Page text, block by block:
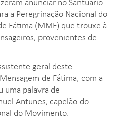
a Peregrinação Nacional do
Fátima (MMF) que trouxe à
provenientes de
geral deste
de Fátima, com a
uma palavra de
Antunes, capelão do
do Movimento.